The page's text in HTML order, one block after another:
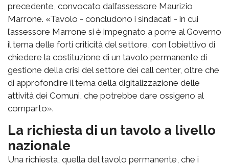
precedente, convocato dall’assessore Maurizio
Marrone. «Tavolo - concludono i sindacati - in cui
l’assessore Marrone si è impegnato a porre al Governo
il tema delle forti criticità del settore, con l’obiettivo di
chiedere la costituzione di un tavolo permanente di
gestione della crisi del settore dei call center, oltre che
di approfondire il tema della digitalizzazione delle
attività dei Comuni, che potrebbe dare ossigeno al
comparto».
La richiesta di un tavolo a livello
nazionale
Una richiesta, quella del tavolo permanente, che i